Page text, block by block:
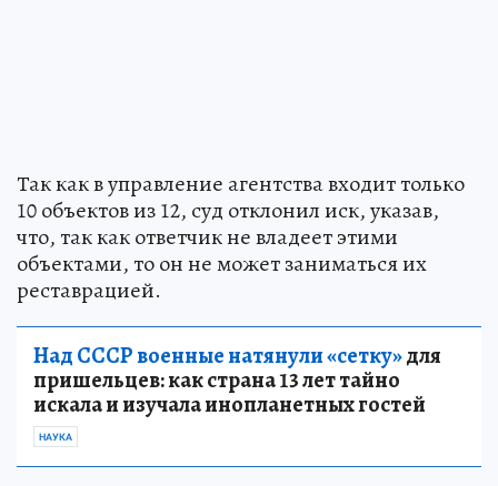
Так как в управление агентства входит только
10 объектов из 12, суд отклонил иск, указав,
что, так как ответчик не владеет этими
объектами, то он не может заниматься их
реставрацией.
Над СССР военные натянули «сетку»для
пришельцев: как страна 13 лет тайно
искала и изучала инопланетных гостей
НАУКА